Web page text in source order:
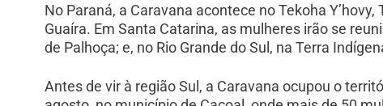
No Paraná, a Caravana acontece no Tekoha
Guaíra. Em Santa Catarina, as mulheres irão se
de Palhoça; e, no Rio Grande do Sul, na Terra
Antes de vir à região Sul, a Caravana ocupou o